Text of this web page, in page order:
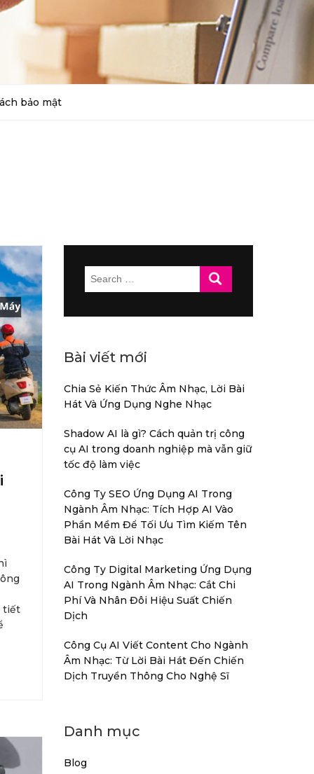
bảo mật
tiết
Search
for:
Bài viết mới
Chia Sẻ Kiến Thức Âm Nhạc, Lời Bài
Hát Và Ứng Dụng Nghe Nhạc
Shadow AI là gì? Cách quản trị công
cụ AI trong doanh nghiệp mà vẫn giữ
tốc độ làm việc
Công Ty SEO Ứng Dụng AI Trong
Ngành Âm Nhạc: Tích Hợp AI Vào
Phần Mềm Để Tối Ưu Tìm Kiếm Tên
Bài Hát Và Lời Nhạc
Công Ty Digital Marketing Ứng Dụng
AI Trong Ngành Âm Nhạc: Cắt Chi
Phí Và Nhân Đôi Hiệu Suất Chiến
Dịch
Công Cụ AI Viết Content Cho Ngành
Âm Nhạc: Từ Lời Bài Hát Đến Chiến
Dịch Truyền Thông Cho Nghệ Sĩ
Danh mục
Blog